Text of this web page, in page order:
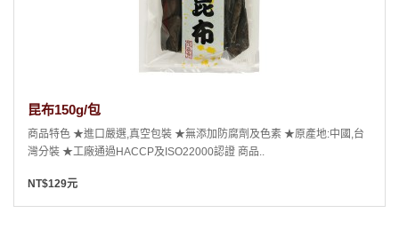
昆布150g/包
商品特色 ★進口嚴選,真空包裝 ★無添加防腐劑及色素 ★原產地:中國,台
灣分裝 ★工廠通過HACCP及ISO22000認證 商品..
NT$129元